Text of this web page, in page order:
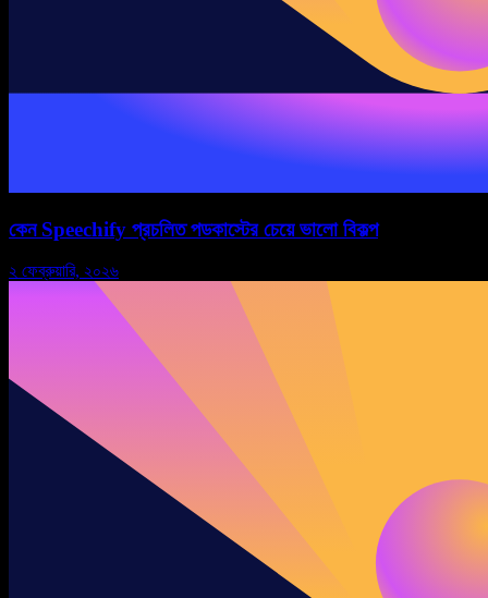
কেন Speechify প্রচলিত পডকাস্টের চেয়ে ভালো বিকল্প
২ ফেব্রুয়ারি, ২০২৬